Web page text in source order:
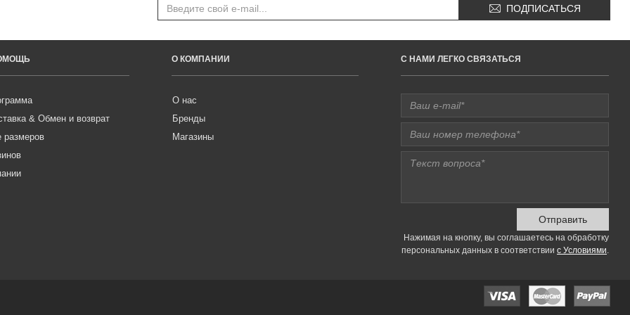
ПОДПИСАТЬСЯ
& Обмен и возврат
размеров
О КОМПАНИИ
О нас
Бренды
Магазины
C НАМИ ЛЕГКО СВЯЗАТЬСЯ
Отправить
Нажимая на кнопку, вы соглашаетесь на обработку
персональных данных в соответствии с Условиями.